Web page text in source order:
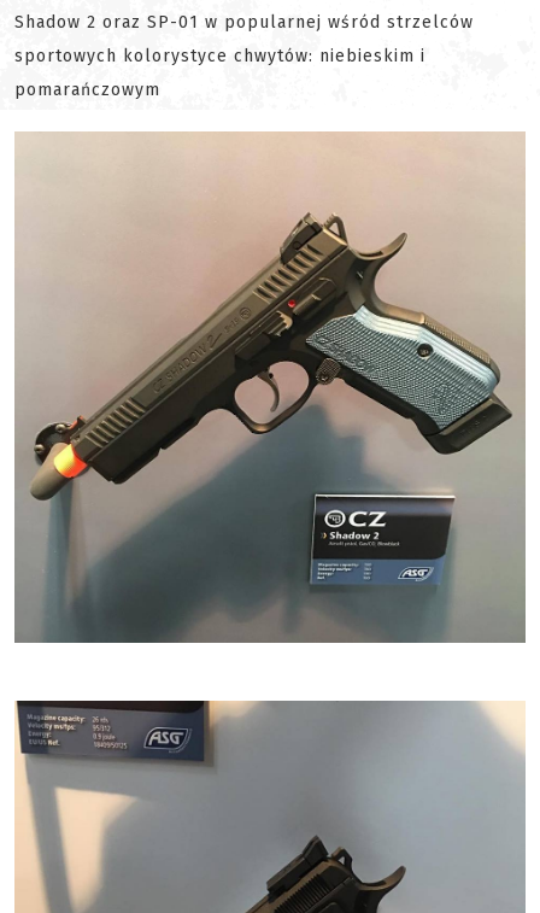
Shadow 2 oraz SP-01 w popularnej wśród strzelców
sportowych kolorystyce chwytów: niebieskim i
pomarańczowym